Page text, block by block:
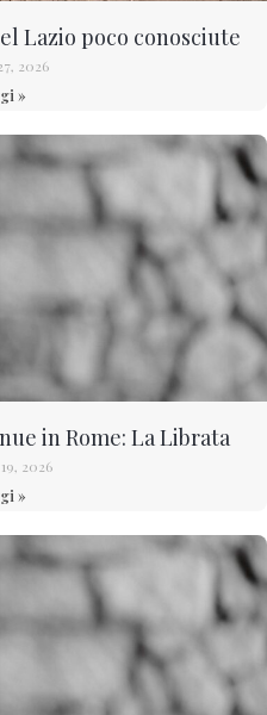
Lazio poco conosciute
2026
»
in Rome: La Librata
2026
»